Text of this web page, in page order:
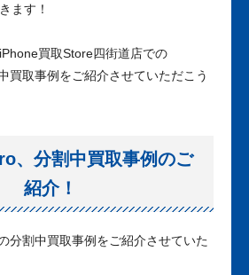
ます！
買取Store四街道店での
買取事例をご紹介させていただこう
、分割中買取事例のご
紹介！
分割中買取事例をご紹介させていた